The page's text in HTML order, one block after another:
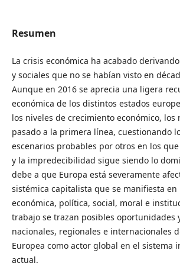
Resumen
La crisis económica ha acabado
y sociales que no se habían visto en
Aunque en 2016 se aprecia una ligera
económica de los distintos estados
los niveles de crecimiento económico, los
pasado a la primera línea, cuestionando
escenarios probables por otros en los
y la impredecibilidad sigue siendo lo
debe a que Europa está severamente
sistémica capitalista que se manifiesta
económica, política, social, moral e
trabajo se trazan posibles oportunidades
nacionales, regionales e internacionales
Europea como actor global en el sistema
actual.